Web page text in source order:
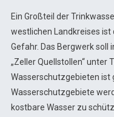
Ein Großteil der
westlichen Landkreises ist
Gefahr. Das Bergwerk
„Zeller Quellstollen“ unter
Wasserschutzgebieten ist
Wasserschutzgebiete
kostbare Wasser zu